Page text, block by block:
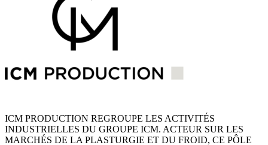
ICM PRODUCTION REGROUPE LES ACTIVITÉS
INDUSTRIELLES DU GROUPE ICM. ACTEUR SUR LES
MARCHÉS DE LA PLASTURGIE ET DU FROID, CE PÔLE